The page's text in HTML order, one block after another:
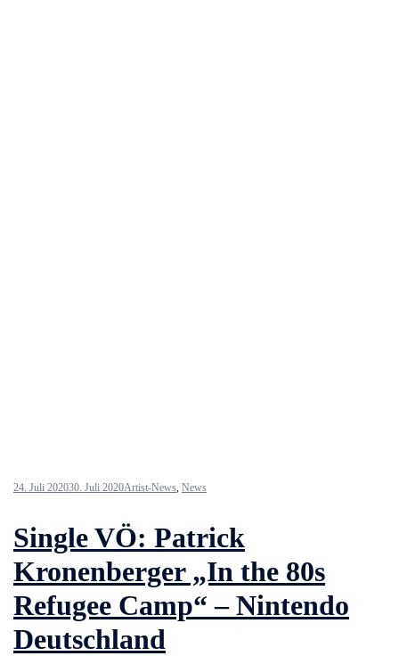
24. Juli 202030. Juli 2020Artist-News, News
Single VÖ: Patrick
Kronenberger „In the 80s
Refugee Camp“ – Nintendo
Deutschland